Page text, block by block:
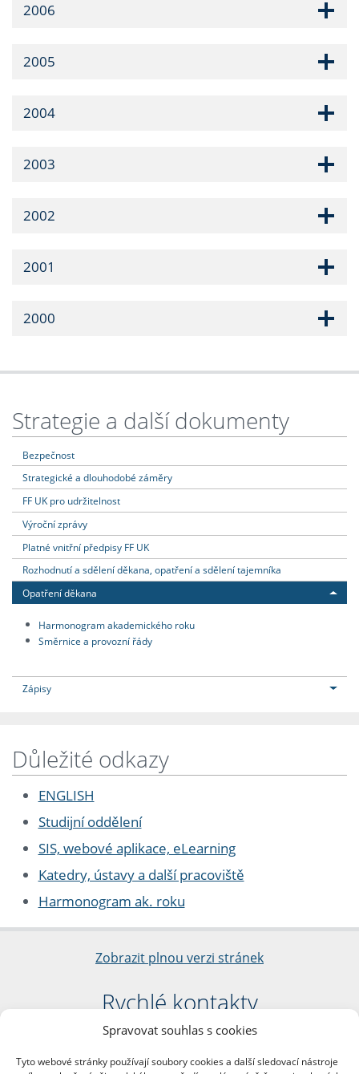
Spravovat souhlas s cookies
Tyto webové stránky používají soubory cookies a další sledovací nástroje
2006
2005
2004
2003
2002
2001
2000
Strategie a další dokumenty
Bezpečnost
Strategické a dlouhodobé záměry
FF UK pro udržitelnost
Výroční zprávy
Platné vnitřní předpisy FF UK
Rozhodnutí a sdělení děkana, opatření a sdělení tajemníka
Opatření děkana
Harmonogram akademického roku
Směrnice a provozní řády
Zápisy
Důležité odkazy
ENGLISH
Studijní oddělení
SIS, webové aplikace, eLearning
Katedry, ústavy a další pracoviště
Harmonogram ak. roku
Zobrazit plnou verzi stránek
Rychlé kontakty
Filozofická fakulta
nám. Jana Palacha 1/2